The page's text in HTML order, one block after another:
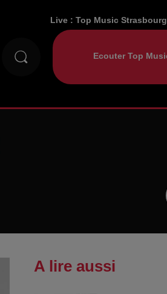
Live :Top Music Strasbourg
A lire aussi